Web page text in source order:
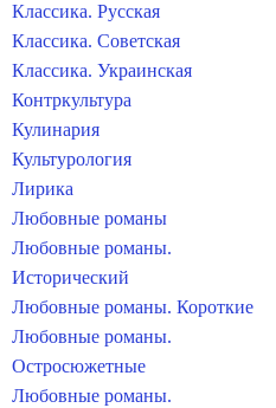
Классика. Русская
Классика. Советская
Классика. Украинская
Контркультура
Кулинария
Культурология
Лирика
Любовные романы
Любовные романы.
Исторический
Любовные романы. Короткие
Любовные романы.
Остросюжетные
Любовные романы.